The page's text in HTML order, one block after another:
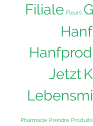
Filiale Fleurs
Hanf
Jetzt
Pharmacie Prendre Produits